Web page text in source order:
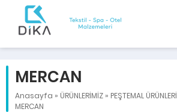
MERCAN
Anasayfa » ÜRÜNLERİMİZ » PEŞTEMAL ÜRÜNLERİ
MERCAN